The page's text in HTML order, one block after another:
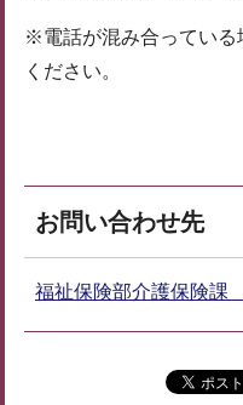
※電話が混み合っている
ください。
お問い合わせ先
福祉保険部介護保険課